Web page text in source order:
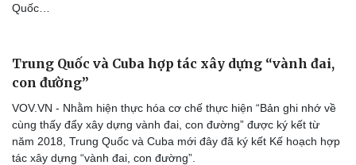
Quốc…
Trung Quốc và Cuba hợp tác xây dựng “vành đai,
con đường”
VOV.VN - Nhằm hiện thực hóa cơ chế thực hiện “Bản ghi nhớ về
cùng thấy đẩy xây dựng vành đai, con đường” được ký kết từ
năm 2018, Trung Quốc và Cuba mới đây đã ký kết Kế hoạch hợp
tác xây dựng “vành đai, con đường”.